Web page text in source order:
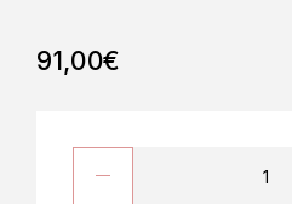
91,00€